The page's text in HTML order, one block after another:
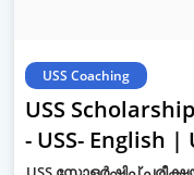
USS Coaching
USS
- USS- English |